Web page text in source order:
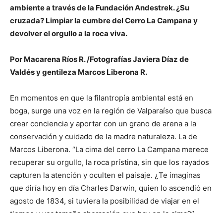
ambiente a través de la Fundación Andestrek. ¿Su
cruzada? Limpiar la cumbre del Cerro La Campana y
devolver el orgullo a la roca viva.
Por Macarena Ríos R. /Fotografías Javiera Díaz de
Valdés y gentileza Marcos Liberona R.
En momentos en que la filantropía ambiental está en
boga, surge una voz en la región de Valparaíso que busca
crear conciencia y aportar con un grano de arena a la
conservación y cuidado de la madre naturaleza. La de
Marcos Liberona. “La cima del cerro La Campana merece
recuperar su orgullo, la roca prístina, sin que los rayados
capturen la atención y oculten el paisaje. ¿Te imaginas
que diría hoy en día Charles Darwin, quien lo ascendió en
agosto de 1834, si tuviera la posibilidad de viajar en el